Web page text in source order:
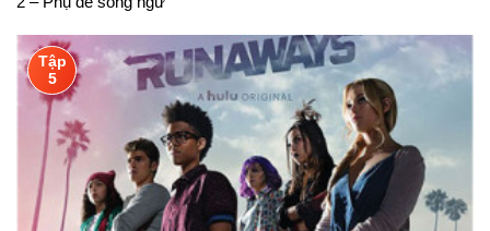
Tập
5